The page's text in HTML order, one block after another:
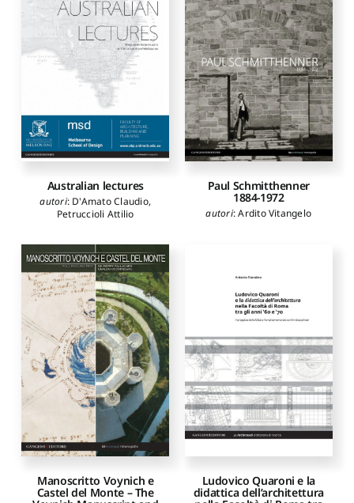
Australian lectures
autori: D'Amato Claudio,
Petruccioli Attilio
Paul Schmitthenner
1884-1972
autori:Ardito Vitangelo
Manoscritto Voynich e
Castel del Monte – The
Ludovico Quaroni e la
didattica dell’architettura